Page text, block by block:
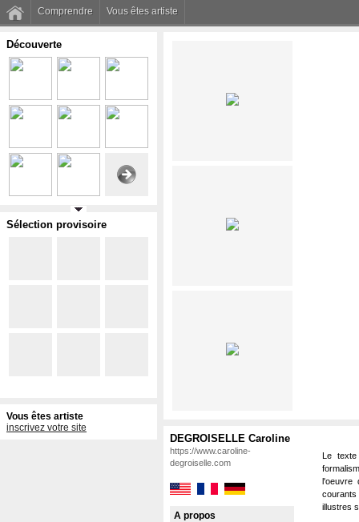
Comprendre Vous êtes artiste
Découverte
Sélection provisoire
Vous êtes artiste
inscrivez votre site
DEGROISELLE Caroline
https://www.caroline-
degroiselle.com
A propos
Le
l'oeuvre
illustres